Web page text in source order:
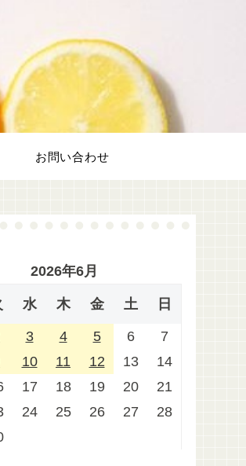
お問い合わせ
2026年6月
水 木 金 土 日
3 4 5 6
7
10 11 12 13
14
17 18 19 20
21
24 25 26 27
28